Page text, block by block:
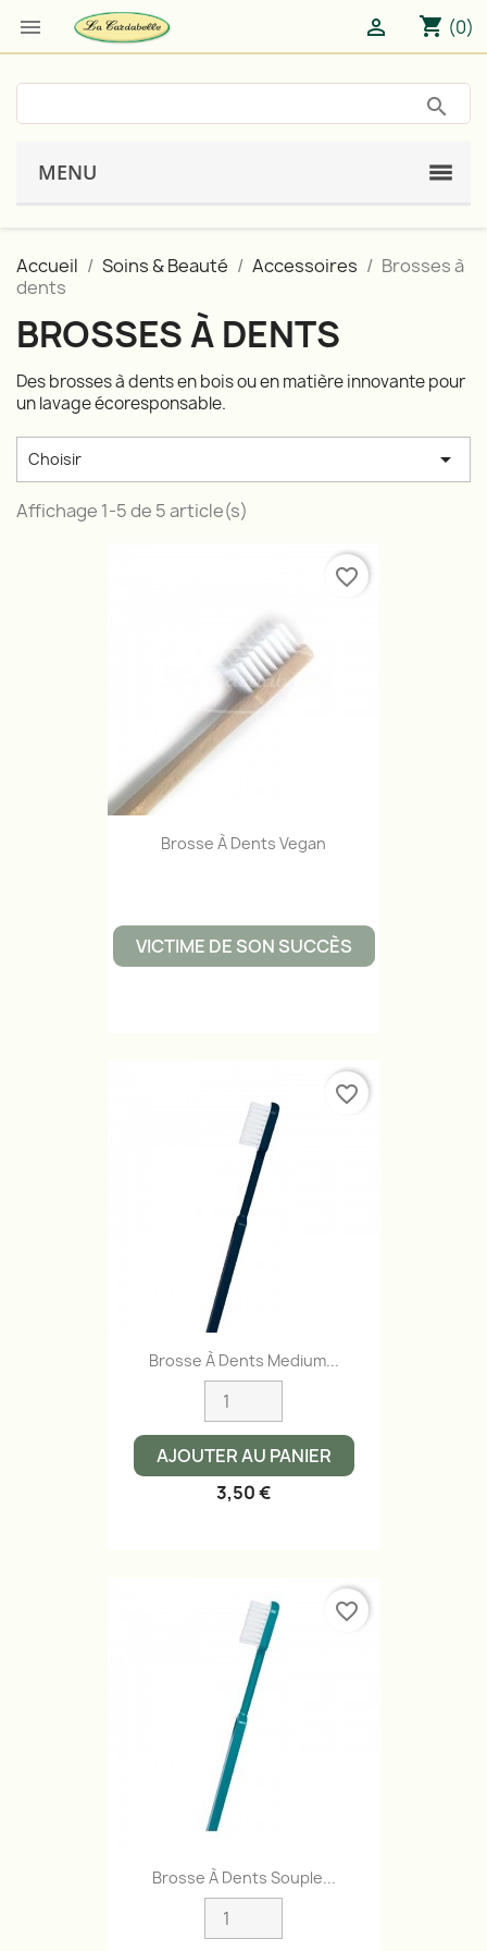
 shopping_cart (0)

MENU
Accueil Soins & Beauté Accessoires
Brosses à
dents
BROSSES À DENTS
Des brosses à dents en bois ou en matière innovante pour
un lavage écoresponsable.
Choisir 
Affichage 1-5 de 5 article(s)
Brosse À Dents Vegan
VICTIME DE SON SUCCÈS
favorite_border
Brosse À Dents Medium...
AJOUTER AU PANIER
3,50 €
favorite_border
Brosse À Dents Souple...
favorite_border